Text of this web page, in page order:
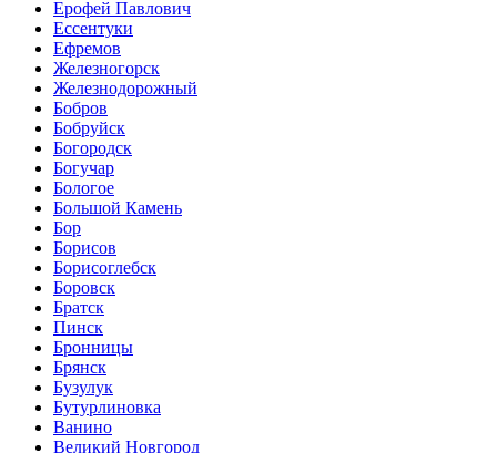
Ерофей Павлович
Ессентуки
Ефремов
Железногорск
Железнодорожный
Бобров
Бобруйск
Богородск
Богучар
Бологое
Большой Камень
Бор
Борисов
Борисоглебск
Боровск
Братск
Пинск
Бронницы
Брянск
Бузулук
Бутурлиновка
Ванино
Великий Новгород